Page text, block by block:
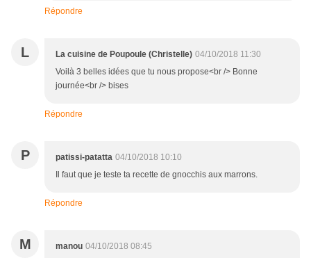
Répondre
L La cuisine de Poupoule (Christelle) 04/10/2018 11:30
Voilà 3 belles idées que tu nous propose<br /> Bonne
journée<br /> bises
Répondre
P patissi-patatta 04/10/2018 10:10
Il faut que je teste ta recette de gnocchis aux marrons.
Répondre
M manou 04/10/2018 08:45